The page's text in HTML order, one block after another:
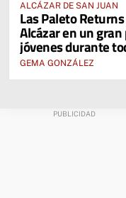
ALCÁZAR DE SAN JUAN
Las Paleto
Alcázar en un
jóvenes durante
GEMA GONZÁLEZ